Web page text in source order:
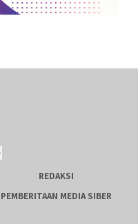
REDAKSI
PEMBERITAAN MEDIA SIBER